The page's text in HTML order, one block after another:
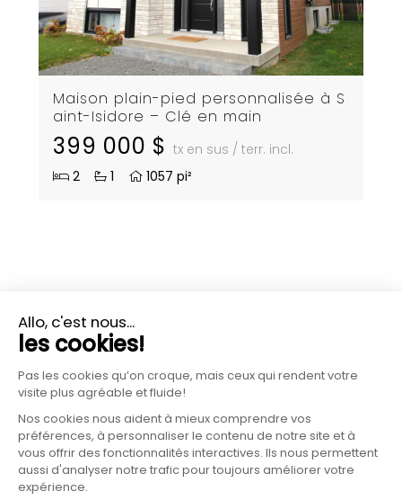
Maison plain-pied personnalisée à S
aint-Isidore – Clé en main
399 000 $tx en sus / terr. incl.
2
1 1057 pi²
PLUS D'INFORMATIONS?